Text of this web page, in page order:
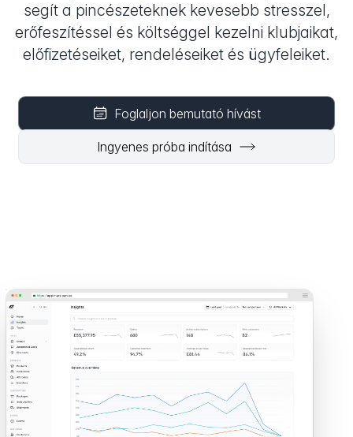
segít a pincészeteknek kevesebb stresszel,
erőfeszítéssel és költséggel kezelni klubjaikat,
előfizetéseiket, rendeléseiket és ügyfeleiket.
Foglaljon bemutató hívást
Ingyenes próba indítása